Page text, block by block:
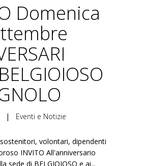
Domenica
| Eventi e Notizie
volontari, dipendenti
INVITO All'anniversario
sede di BELGIOIOSO e ai...